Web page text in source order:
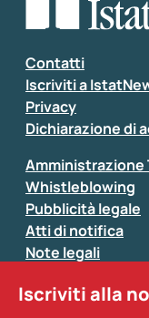
Seleziona la
Inserisci il tuo
Contatti
Iscriviti a
Privacy
Dichiarazione di
Amministrazione
Whistleblowing
Pubblicità legale
Atti di notifica
Note legali
Sistan
Iscriviti alla